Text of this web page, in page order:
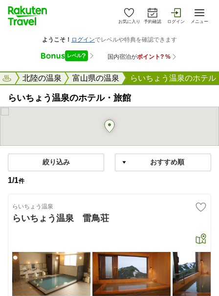
お気に入り 予約確認 ログイン メニュー
トラベル北陸の温泉 富山県の温泉 らいちょう温泉のホテル
らいちょう温泉のホテル・旅館
絞り込み
1/1件
らいちょう温泉
らいちょう温泉 雷鳥荘